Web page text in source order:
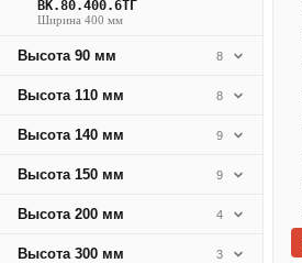
ВК.80.400.6ТГ
Ширина 400 мм
Высота 90 мм 8
Высота 110 мм 8
Высота 140 мм 9
Высота 150 мм 9
Высота 200 мм 4
Высота 300 мм 3